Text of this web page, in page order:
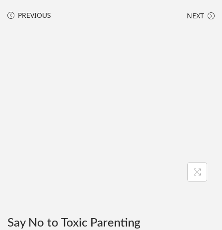
PREVIOUS NEXT
Say No to Toxic Parenting